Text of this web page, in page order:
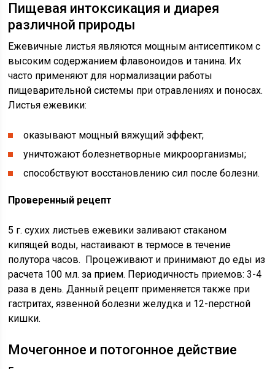
Пищевая интоксикация и диарея
различной природы
Ежевичные листья являются мощным антисептиком с
высоким содержанием флавоноидов и танина. Их
часто применяют для нормализации работы
пищеварительной системы при отравлениях и поносах.
Листья ежевики:
оказывают мощный вяжущий эффект;
уничтожают болезнетворные микроорганизмы;
способствуют восстановлению сил после болезни.
Проверенный рецепт
5 г. сухих листьев ежевики заливают стаканом
кипящей воды, настаивают в термосе в течение
полутора часов. Процеживают и принимают до еды из
расчета 100 мл. за прием. Периодичность приемов: 3-4
раза в день. Данный рецепт применяется также при
гастритах, язвенной болезни желудка и 12-перстной
кишки.
Мочегонное и потогонное действие